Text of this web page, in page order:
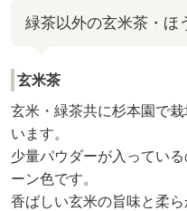
緑茶以外の玄米茶・ほ
玄米茶
玄米・緑茶共に杉本園で
います。
少量パウダーが入ってい
ーン色です。
香ばしい玄米の旨味と柔